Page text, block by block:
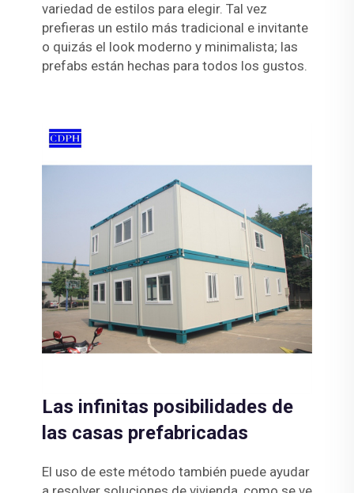
variedad de estilos para elegir. Tal vez
prefieras un estilo más tradicional e invitante
o quizás el look moderno y minimalista; las
prefabs están hechas para todos los gustos.
Las infinitas posibilidades de
las casas prefabricadas
El uso de este método también puede ayudar